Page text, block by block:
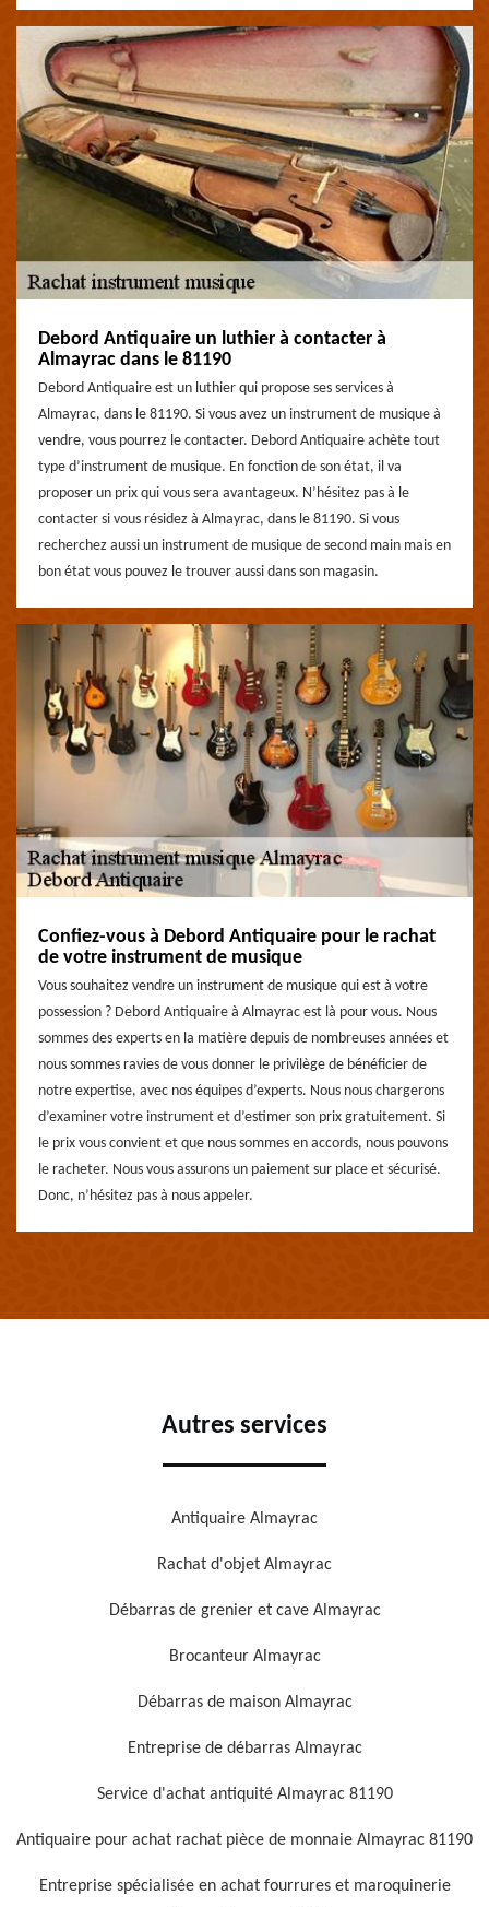
Debord Antiquaire un luthier à contacter à
Almayrac dans le 81190
Debord Antiquaire est un luthier qui propose ses services à
Almayrac, dans le 81190. Si vous avez un instrument de musique à
vendre, vous pourrez le contacter. Debord Antiquaire achète tout
type d’instrument de musique. En fonction de son état, il va
proposer un prix qui vous sera avantageux. N’hésitez pas à le
contacter si vous résidez à Almayrac, dans le 81190. Si vous
recherchez aussi un instrument de musique de second main mais en
bon état vous pouvez le trouver aussi dans son magasin.
Confiez-vous à Debord Antiquaire pour le rachat
de votre instrument de musique
Vous souhaitez vendre un instrument de musique qui est à votre
possession ? Debord Antiquaire à Almayrac est là pour vous. Nous
sommes des experts en la matière depuis de nombreuses années et
nous sommes ravies de vous donner le privilège de bénéficier de
notre expertise, avec nos équipes d’experts. Nous nous chargerons
d’examiner votre instrument et d’estimer son prix gratuitement. Si
le prix vous convient et que nous sommes en accords, nous pouvons
le racheter. Nous vous assurons un paiement sur place et sécurisé.
Donc, n’hésitez pas à nous appeler.
Autres services
Antiquaire Almayrac
Rachat d'objet Almayrac
Débarras de grenier et cave Almayrac
Brocanteur Almayrac
Débarras de maison Almayrac
Entreprise de débarras Almayrac
Service d'achat antiquité Almayrac 81190
Antiquaire pour achat rachat pièce de monnaie Almayrac 81190
Entreprise spécialisée en achat fourrures et maroquinerie